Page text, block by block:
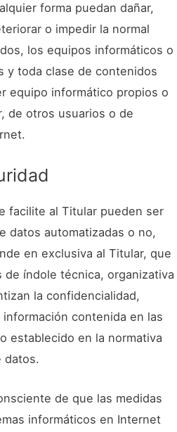
forma puedan dañar,
o impedir la normal
los equipos informáticos o
y toda clase de contenidos
equipo informático propios o
de otros usuarios o de
facilite al Titular pueden ser
datos automatizadas o no,
en exclusiva al Titular, que
de índole técnica, organizativa
la confidencialidad,
contenida en las
establecido en la normativa
datos.
de que las medidas
informáticos en Internet